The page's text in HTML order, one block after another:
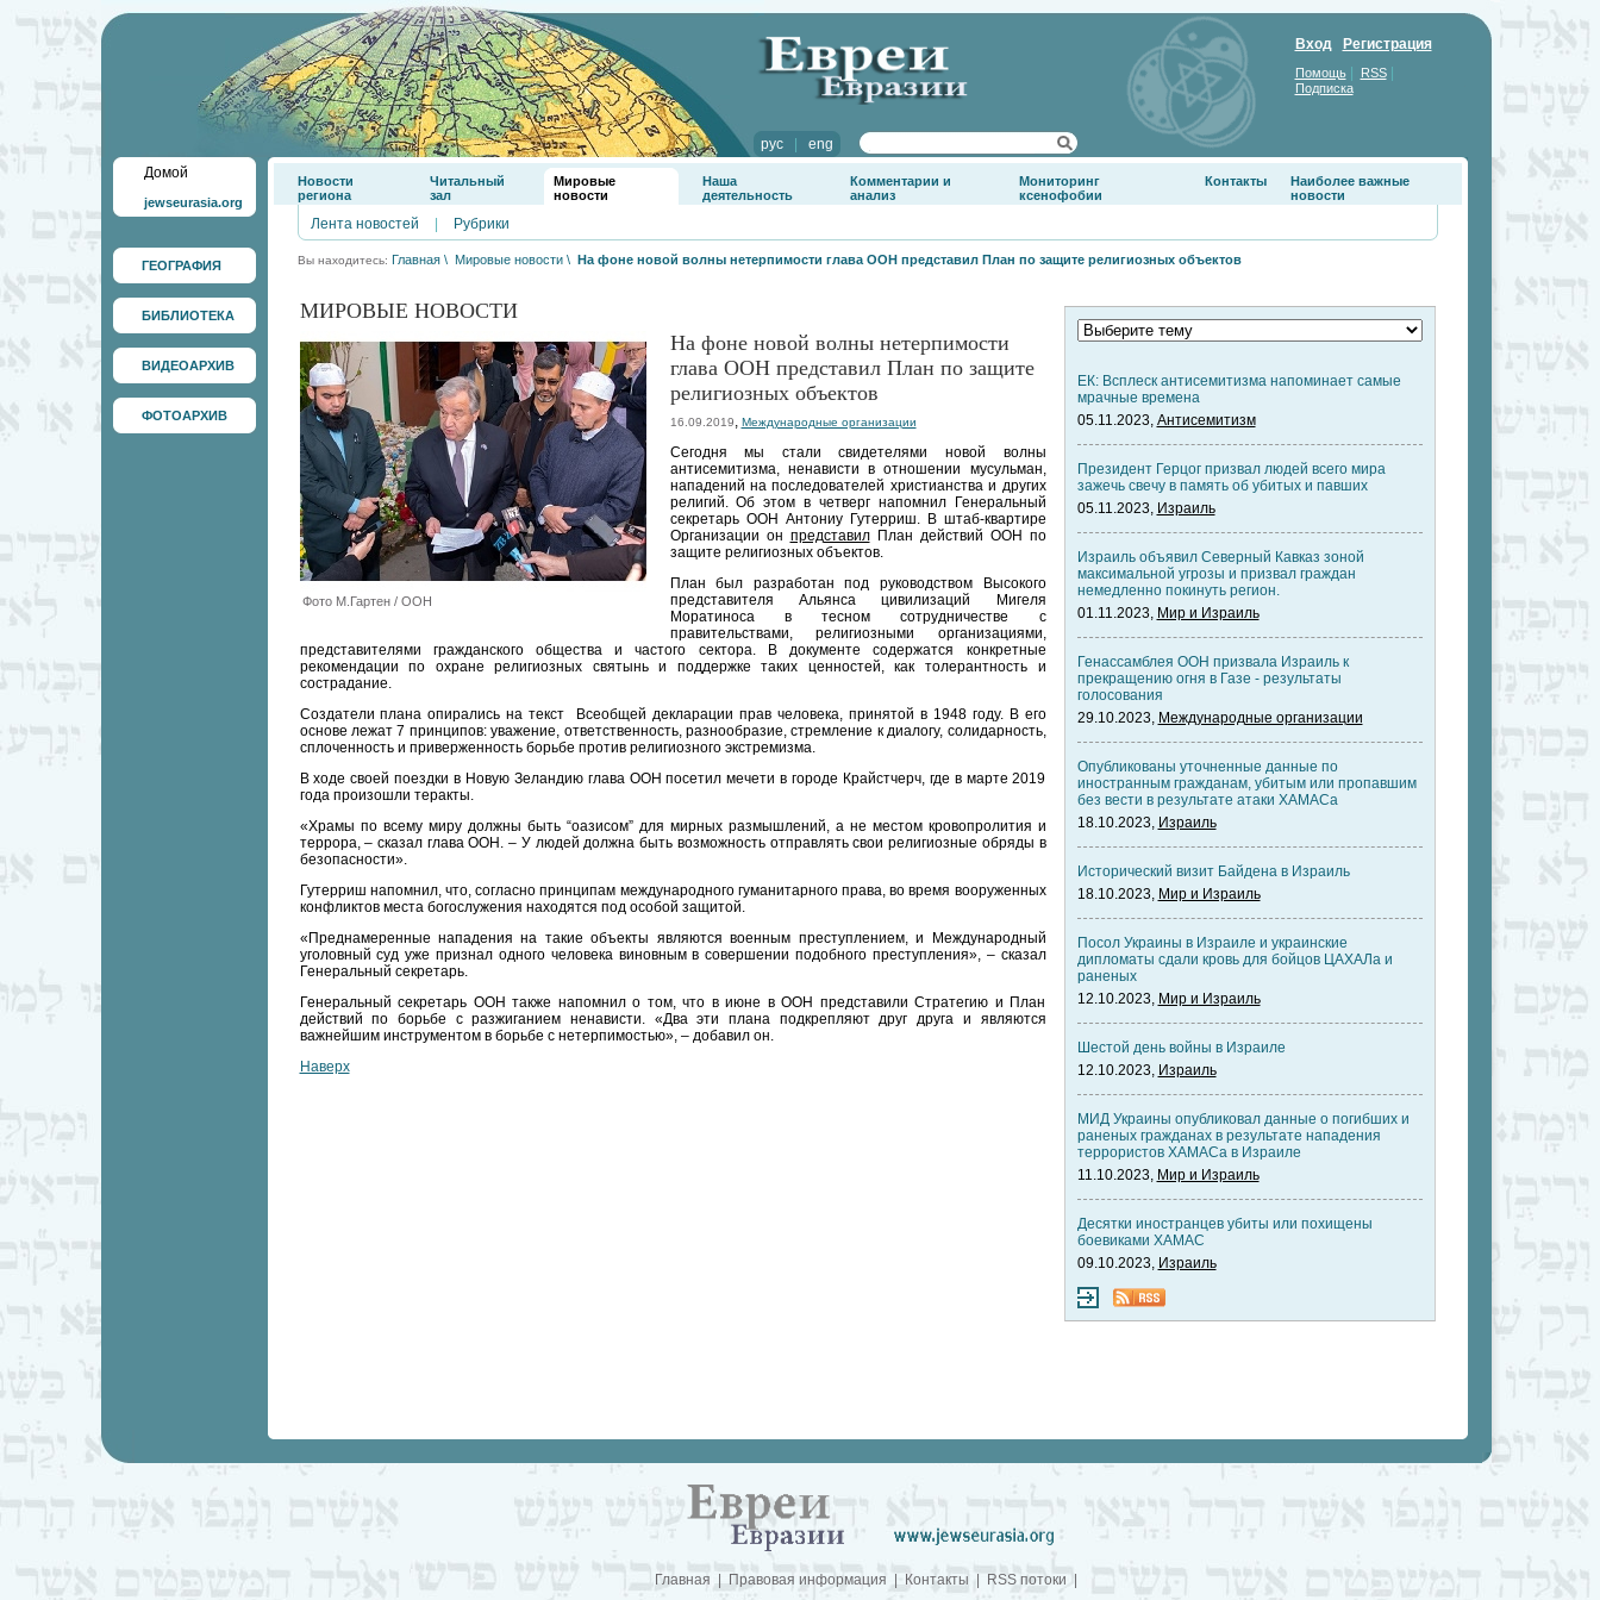
рус| eng
Вход Регистрация
Помощь| RSS|
Подписка
Домой
jewseurasia.org
ГЕОГРАФИЯ
БИБЛИОТЕКА
ВИДЕОАРХИВ
ФОТОАРХИВ
Новости
региона
Читальный
зал
Мировые
новости
Наша
деятельность
Комментарии и
анализ
Мониторинг
ксенофобии
Контакты
Наиболее важные
новости
Лента новостей Рубрики
Вы находитесь: Главная \ Мировые новости \ На фоне новой волны нетерпимости глава ООН представил План по защите религиозных объектов
МИРОВЫЕ НОВОСТИ
Фото М.Гартен / ООН
На фоне новой волны нетерпимости
глава ООН представил План по защите
религиозных объектов
16.09.2019, Международные организации
Сегодня мы стали свидетелями новой волны
антисемитизма, ненависти в отношении мусульман,
нападений на последователей христианства и других
религий. Об этом в четверг напомнил Генеральный
секретарь ООН Антониу Гутерриш. В штаб-квартире
Организации он представилПлан действий ООН по
защите религиозных объектов.
План был разработан под руководством Высокого
представителя Альянса цивилизаций Мигеля
Моратиноса в тесном сотрудничестве с
правительствами, религиозными организациями,
представителями гражданского общества и частого сектора. В документе содержатся конкретные
рекомендации по охране религиозных святынь и поддержке таких ценностей, как толерантность и
сострадание.
Создатели плана опирались на текст Всеобщей декларации прав человека, принятой в 1948 году. В его
основе лежат 7 принципов: уважение, ответственность, разнообразие, стремление к диалогу, солидарность,
сплоченность и приверженность борьбе против религиозного экстремизма.
В ходе своей поездки в Новую Зеландию глава ООН посетил мечети в городе Крайстчерч, где в марте 2019
года произошли теракты.
«Храмы по всему миру должны быть “оазисом” для мирных размышлений, а не местом кровопролития и
террора, – сказал глава ООН. – У людей должна быть возможность отправлять свои религиозные обряды в
безопасности».
Гутерриш напомнил, что, согласно принципам международного гуманитарного права, во время вооруженных
конфликтов места богослужения находятся под особой защитой.
«Преднамеренные нападения на такие объекты являются военным преступлением, и Международный
уголовный суд уже признал одного человека виновным в совершении подобного преступления», – сказал
Генеральный секретарь.
Генеральный секретарь ООН также напомнил о том, что в июне в ООН представили Стратегию и План
действий по борьбе с разжиганием ненависти. «Два эти плана подкрепляют друг друга и являются
важнейшим инструментом в борьбе с нетерпимостью», – добавил он.
Наверх
ЕК: Всплеск антисемитизма напоминает самые
мрачные времена
05.11.2023, Антисемитизм
Президент Герцог призвал людей всего мира
зажечь свечу в память об убитых и павших
05.11.2023, Израиль
Израиль объявил Северный Кавказ зоной
максимальной угрозы и призвал граждан
немедленно покинуть регион.
01.11.2023, Мир и Израиль
Генассамблея ООН призвала Израиль к
прекращению огня в Газе - результаты
голосования
29.10.2023, Международные организации
Опубликованы уточненные данные по
иностранным гражданам, убитым или пропавшим
без вести в результате атаки ХАМАСа
18.10.2023, Израиль
Исторический визит Байдена в Израиль
18.10.2023, Мир и Израиль
Посол Украины в Израиле и украинские
дипломаты сдали кровь для бойцов ЦАХАЛа и
раненых
12.10.2023, Мир и Израиль
Шестой день войны в Израиле
12.10.2023, Израиль
МИД Украины опубликовал данные о погибших и
раненых гражданах в результате нападения
террористов ХАМАСа в Израиле
11.10.2023, Мир и Израиль
Десятки иностранцев убиты или похищены
боевиками ХАМАС
09.10.2023, Израиль
Главная Правовая информация Контакты RSS потоки